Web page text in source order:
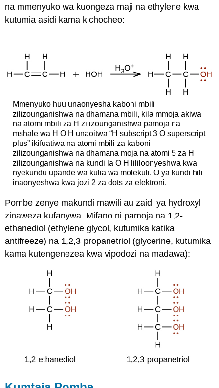
na mmenyuko wa kuongeza maji na ethylene kwa
kutumia asidi kama kichocheo:
Mmenyuko huu unaonyesha kaboni mbili
zilizounganishwa na dhamana mbili, kila mmoja akiwa
na atomi mbili za H zilizounganishwa pamoja na
mshale wa H O H unaoitwa “H subscript 3 O superscript
plus” ikifuatiwa na atomi mbili za kaboni
zilizounganishwa na dhamana moja na atomi 5 za H
zilizounganishwa na kundi la O H lililoonyeshwa kwa
nyekundu upande wa kulia wa molekuli. O ya kundi hili
inaonyeshwa kwa jozi 2 za dots za elektroni.
Pombe zenye makundi mawili au zaidi ya hydroxyl
zinaweza kufanywa. Mifano ni pamoja na 1,2-
ethanediol (ethylene glycol, kutumika katika
antifreeze) na 1,2,3-propanetriol (glycerine, kutumika
kama kutengenezea kwa vipodozi na madawa):